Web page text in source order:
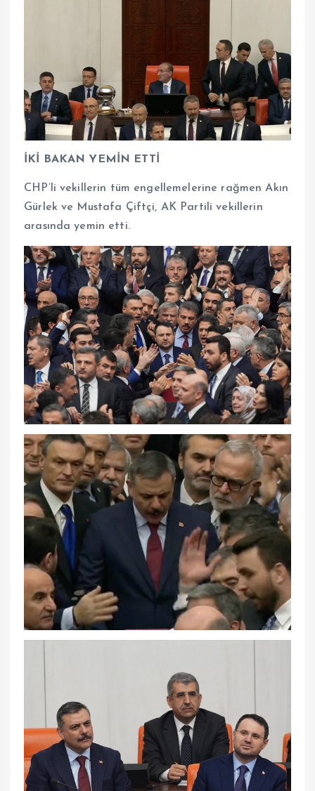
İKİ BAKAN YEMİN ETTİ
CHP’li vekillerin tüm engellemelerine rağmen Akın
Gürlek ve Mustafa Çiftçi, AK Partili vekillerin
arasında yemin etti.